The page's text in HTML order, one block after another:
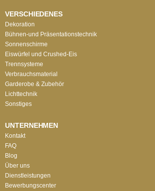
VERSCHIEDENES
Dekoration
Bühnen-und Präsentationstechnik
Sonnenschirme
Eiswürfel und Crushed-Eis
Trennsysteme
Verbrauchsmaterial
Garderobe & Zubehör
Lichttechnik
Sonstiges
UNTERNEHMEN
Kontakt
FAQ
Blog
Über uns
Dienstleistungen
Bewerbungscenter